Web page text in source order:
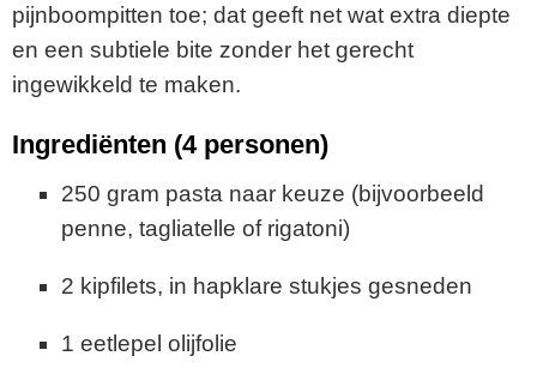
pijnboompitten toe; dat geeft net wat extra diepte
en een subtiele bite zonder het gerecht
ingewikkeld te maken.
Ingrediënten (4 personen)
250 gram pasta naar keuze (bijvoorbeeld
penne, tagliatelle of rigatoni)
2 kipfilets, in hapklare stukjes gesneden
1 eetlepel olijfolie